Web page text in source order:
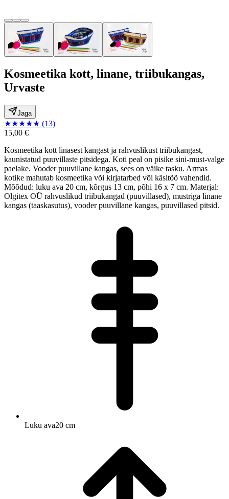
Kosmeetika kott, linane, triibukangas,
Urvaste
Jaga
★★★★★ (13)
15,00 €
Kosmeetika kott linasest kangast ja rahvuslikust triibukangast,
kaunistatud puuvillaste pitsidega. Koti peal on pisike sini-must-valge
paelake. Vooder puuvillane kangas, sees on väike tasku. Armas
kotike mahutab kosmeetika või kirjatarbed või käsitöö vahendid.
Mõõdud: luku ava 20 cm, kõrgus 13 cm, põhi 16 x 7 cm. Materjal:
Olgitex OÜ rahvuslikud triibukangad (puuvillased), mustriga linane
kangas (taaskasutus), vooder puuvillane kangas, puuvillased pitsid.
Luku ava20 cm